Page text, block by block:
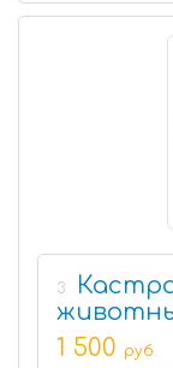
3
1 500 руб.